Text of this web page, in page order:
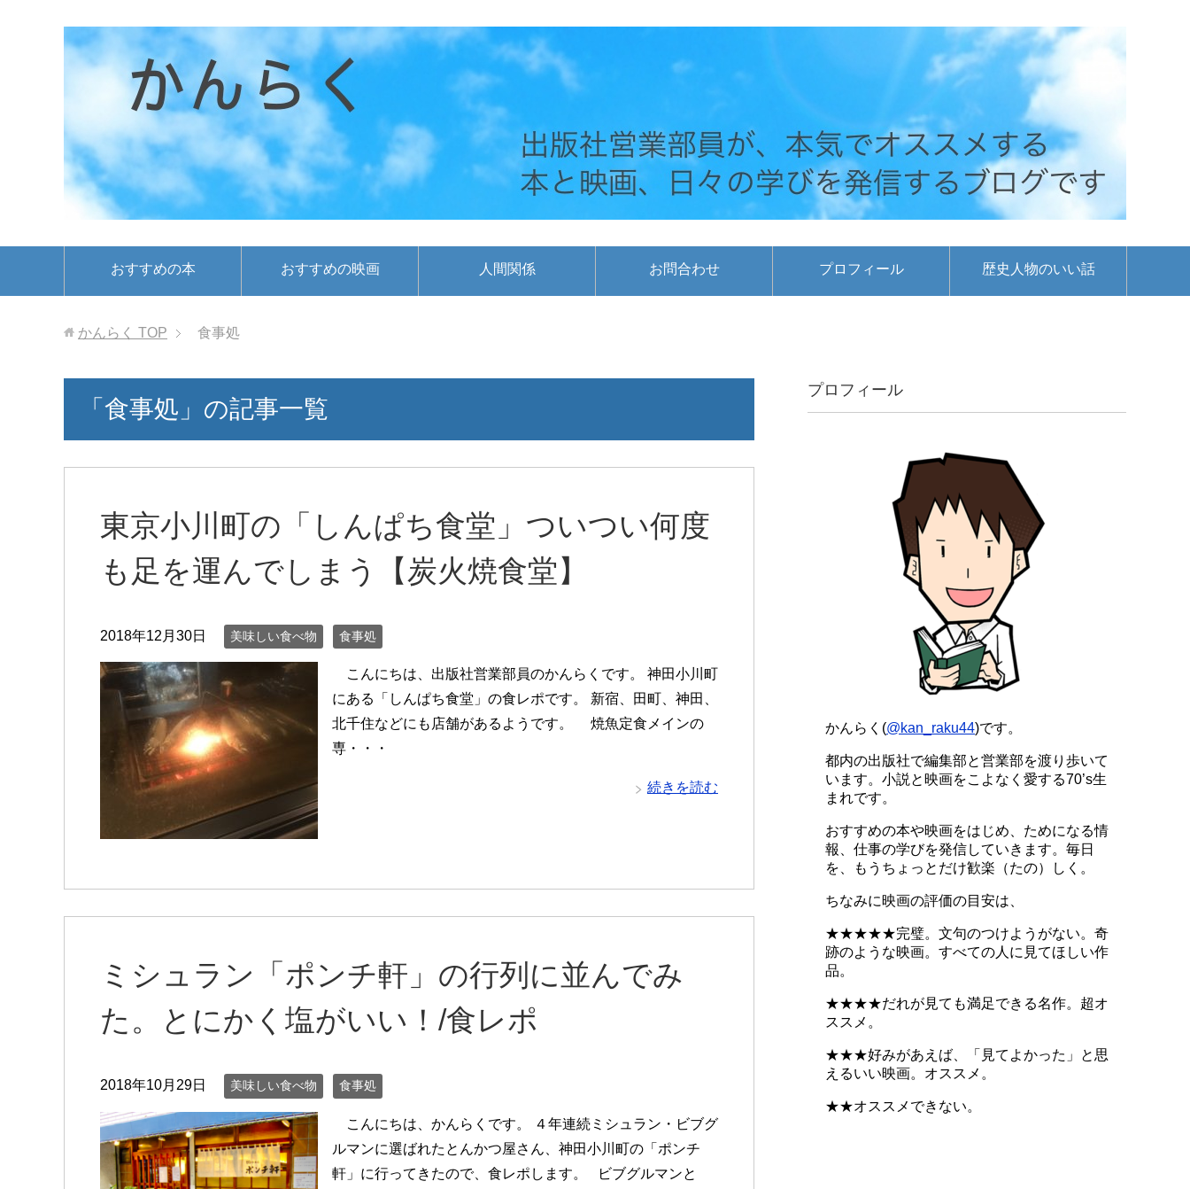
おすすめの本 おすすめの映画 人間関係 お問合わせ プロフィール 歴史人物のいい話
かんらく TOP 食事処
「食事処」の記事一覧
東京小川町の「しんぱち食堂」ついつい何度
も足を運んでしまう【炭火焼食堂】
2018年12月30日 美味しい食べ物 食事処
こんにちは、出版社営業部員のかんらくです。 神田小川町
にある「しんぱち食堂」の食レポです。 新宿、田町、神田、
北千住などにも店舗があるようです。 焼魚定食メインの
専・・・
続きを読む
ミシュラン「ポンチ軒」の行列に並んでみ
た。とにかく塩がいい！/食レポ
2018年10月29日 美味しい食べ物 食事処
こんにちは、かんらくです。 ４年連続ミシュラン・ビブグ
ルマンに選ばれたとんかつ屋さん、神田小川町の「ポンチ
軒」に行ってきたので、食レポします。 ビブグルマンと
プロフィール
かんらく(@kan_raku44)です。
都内の出版社で編集部と営業部を渡り歩いて
います。小説と映画をこよなく愛する70’s生
まれです。
おすすめの本や映画をはじめ、ためになる情
報、仕事の学びを発信していきます。毎日
を、もうちょっとだけ歓楽（たの）しく。
ちなみに映画の評価の目安は、
★★★★★完璧。文句のつけようがない。奇
跡のような映画。すべての人に見てほしい作
品。
★★★★だれが見ても満足できる名作。超オ
ススメ。
★★★好みがあえば、「見てよかった」と思
えるいい映画。オススメ。
★★オススメできない。